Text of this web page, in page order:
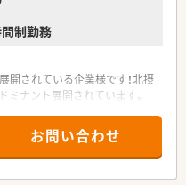
制勤務
開されている企業様です！北摂
ミナント展開されています。
薬局です♪
まわっていらっしゃるため現場
も大切にされています◎
お勤めの方が多く定着率が非常
お問い合わせ